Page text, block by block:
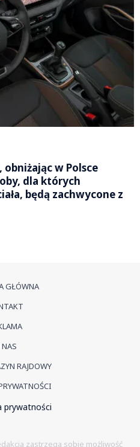
obniżając w Polsce
dla których
będą zachwycone z
GŁÓWNA
RAJDOWY
prywatności
zastrzega sobie możliwość